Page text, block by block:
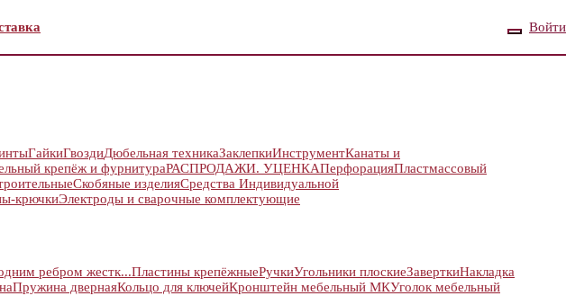
Войти
ГайкиГвоздиДюбельная техникаЗаклепкиИнструментКанаты и
крепёж и фурнитураРАСПРОДАЖИ. УЦЕНКАПерфорацияПластмассовый
Скобяные изделияСредства Индивидуальной
крючкиЭлектроды и сварочные комплектующие
ребром жестк...Пластины крепёжныеРучкиУгольники плоскиеЗаверткиНакладка
Пружина двернаяКольцо для ключейКронштейн мебельный МКУголок мебельный